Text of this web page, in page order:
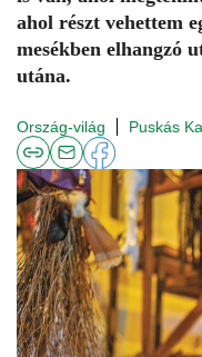
ahol részt vehettem
mesékben elhangzó
utána.
Ország-világ Puskás